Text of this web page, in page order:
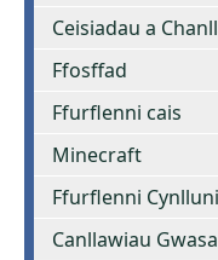
Ceisiadau a
Ffosffad
Ffurflenni cais
Minecraft
Ffurflenni
Canllawiau